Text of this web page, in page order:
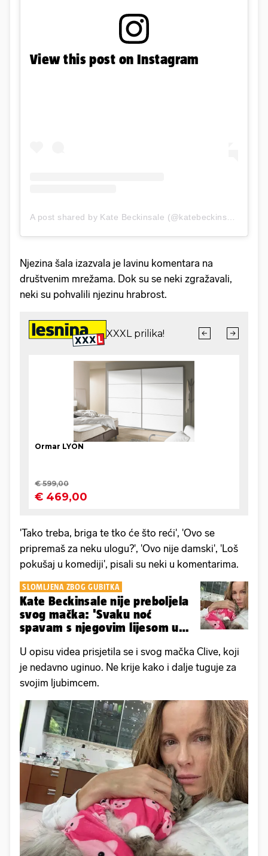
View this post on Instagram
Njezina šala izazvala je lavinu komentara na
društvenim mrežama. Dok su se neki zgražavali,
neki su pohvalili njezinu hrabrost.
'Tako treba, briga te tko će što reći', 'Ovo se
pripremaš za neku ulogu?', 'Ovo nije damski', 'Loš
pokušaj u komediji', pisali su neki u komentarima.
SLOMLJENA ZBOG GUBITKA
Kate Beckinsale nije preboljela
svog mačka: 'Svaku noć
spavam s njegovim lijesom u
U opisu videa prisjetila se i svog mačka Clive, koji
je nedavno uginuo. Ne krije kako i dalje tuguje za
svojim ljubimcem.